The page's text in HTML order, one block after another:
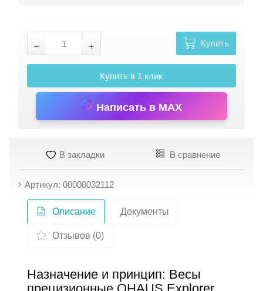
Купить
Купить в 1 клик
Написать в MAX
В закладки В сравнение
Артикул: 00000032112
Описание Документы
Отзывов (0)
Назначение и принцип: Весы